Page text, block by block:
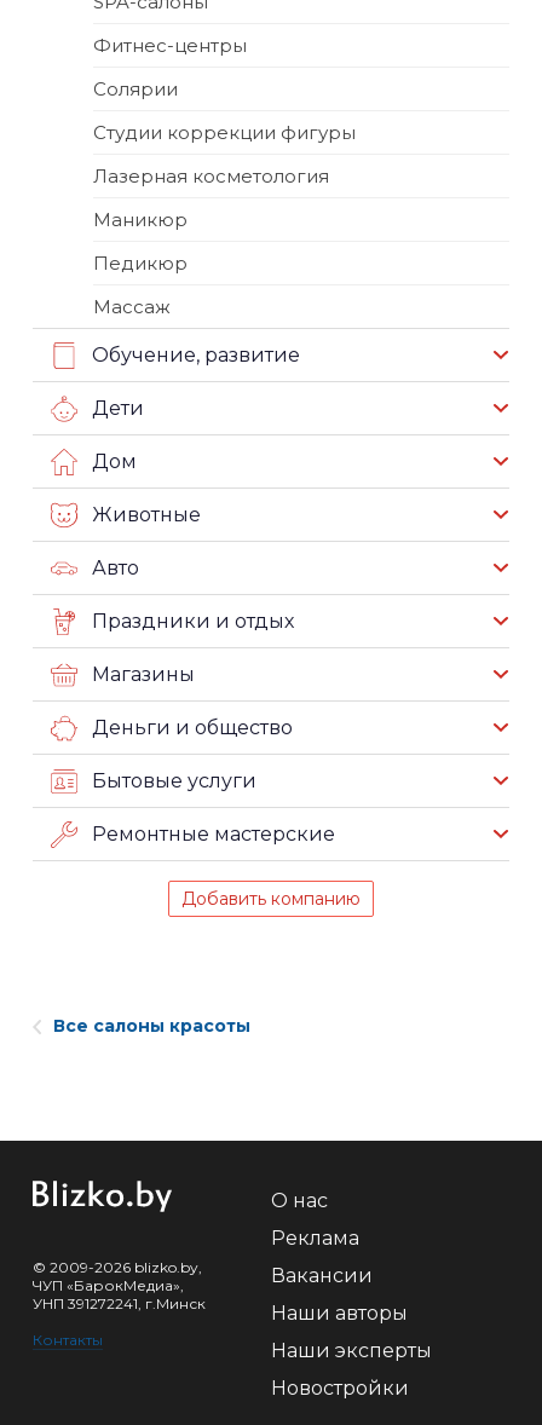
Фитнес-центры
Солярии
Студии коррекции фигуры
Лазерная косметология
Маникюр
Педикюр
Массаж
Обучение, развитие
Дети
Дом
Животные
Авто
Праздники и отдых
Магазины
Деньги и общество
Бытовые услуги
Ремонтные мастерские
Добавить компанию
Все салоны красоты
© 2009-2026 blizko.by,
ЧУП «БарокМедиа»,
УНП 391272241, г.Минск
Контакты
О нас
Реклама
Вакансии
Наши авторы
Наши эксперты
Новостройки